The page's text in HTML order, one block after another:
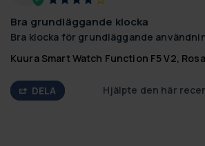
Bra grundläggande klocka
Bra klocka för grundläggande
Kuura Smart Watch Function F5 V2, Rosa
DELA Hjälpte den här